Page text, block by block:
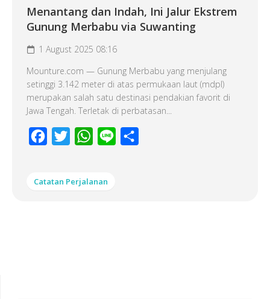
Menantang dan Indah, Ini Jalur Ekstrem
Gunung Merbabu via Suwanting
1 August 2025 08:16
Mounture.com — Gunung Merbabu yang menjulang
setinggi 3.142 meter di atas permukaan laut (mdpl)
merupakan salah satu destinasi pendakian favorit di
Jawa Tengah. Terletak di perbatasan...
Facebook
Twitter WhatsApp
Line
Catatan Perjalanan